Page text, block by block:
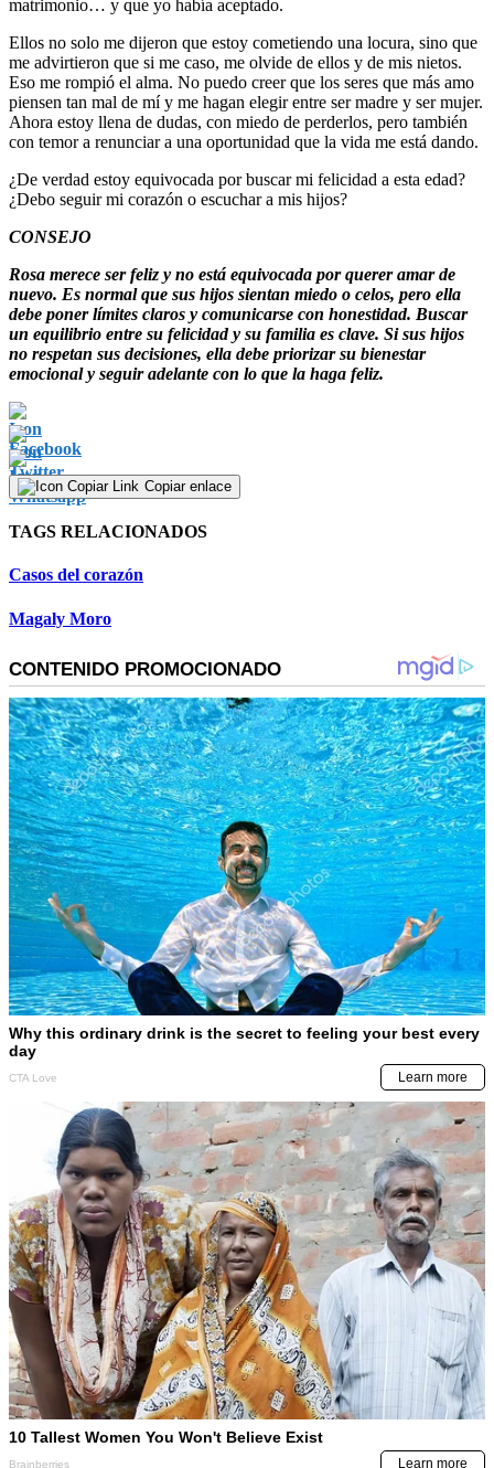
matrimonio… y que yo había aceptado.
Ellos no solo me dijeron que estoy cometiendo una locura, sino que
me advirtieron que si me caso, me olvide de ellos y de mis nietos.
Eso me rompió el alma. No puedo creer que los seres que más amo
piensen tan mal de mí y me hagan elegir entre ser madre y ser mujer.
Ahora estoy llena de dudas, con miedo de perderlos, pero también
con temor a renunciar a una oportunidad que la vida me está dando.
¿De verdad estoy equivocada por buscar mi felicidad a esta edad?
¿Debo seguir mi corazón o escuchar a mis hijos?
CONSEJO
Rosa merece ser feliz y no está equivocada por querer amar de
nuevo. Es normal que sus hijos sientan miedo o celos, pero ella
debe poner límites claros y comunicarse con honestidad. Buscar
un equilibrio entre su felicidad y su familia es clave. Si sus hijos
no respetan sus decisiones, ella debe priorizar su bienestar
emocional y seguir adelante con lo que la haga feliz.
Copiar enlace
TAGS RELACIONADOS
Casos del corazón
Magaly Moro